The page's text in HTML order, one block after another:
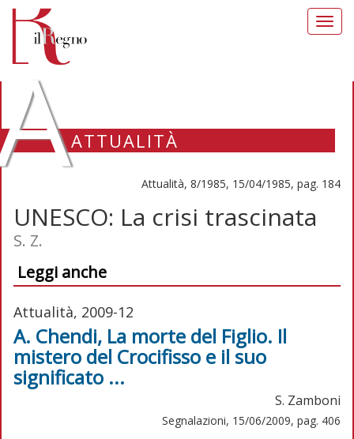
ATTUALITÀ
Attualità, 8/1985, 15/04/1985, pag. 184
UNESCO: La crisi trascinata
S. Z.
Leggi anche
Attualità, 2009-12
A. Chendi, La morte del Figlio. Il
mistero del Crocifisso e il suo
significato ...
S. Zamboni
Segnalazioni, 15/06/2009, pag. 406